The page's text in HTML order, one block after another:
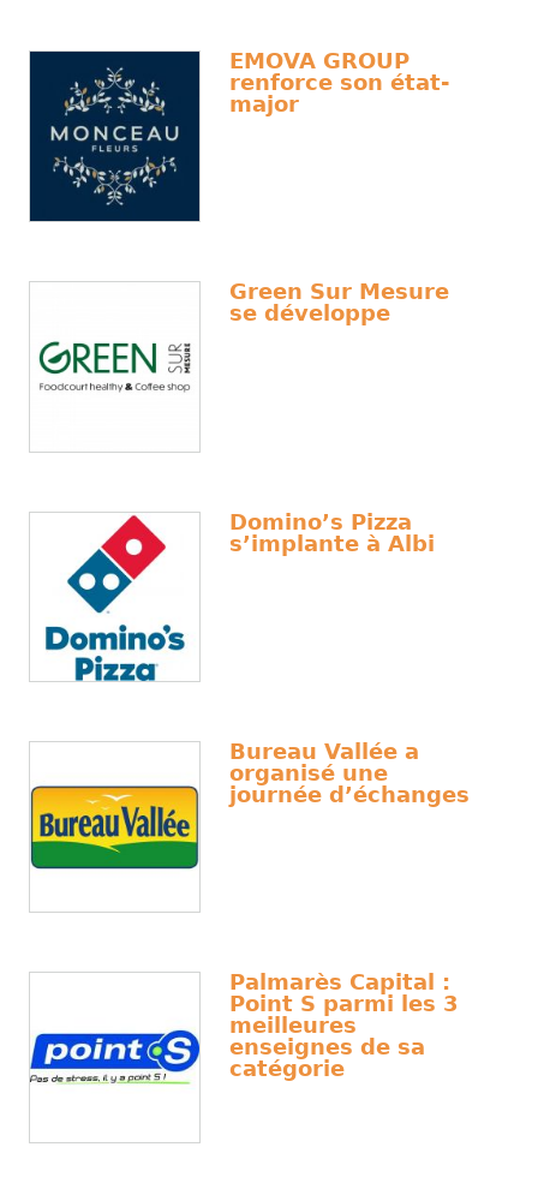
EMOVA GROUP
renforce son état-
major
Green Sur Mesure
se développe
Domino’s Pizza
s’implante à Albi
Bureau Vallée a
organisé une
journée d’échanges
Palmarès Capital :
Point S parmi les 3
meilleures
enseignes de sa
catégorie